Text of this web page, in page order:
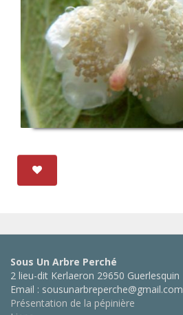
Sous Un Arbre Perché
2 lieu-dit Kerlaeron 29650 Guerlesquin
Email : sousunarbreperche@gmail.com
Présentation de la pépinière